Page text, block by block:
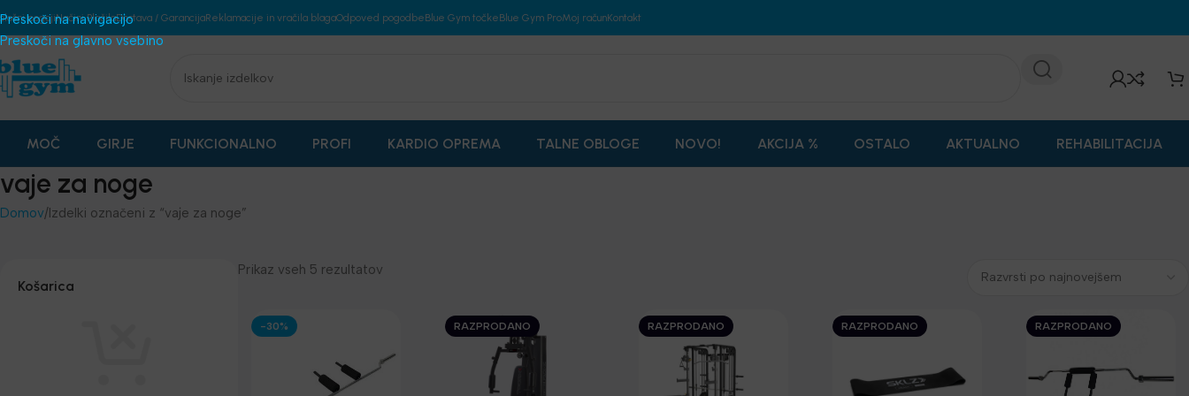
Preskoči na navigacijo
Preskoči na glavno vsebino
pogojiNačini PlačilaDostava / GarancijaReklamacije in vračila blagaOdpoved pogodbeBlue Gym točkeBlue Gym ProMoj računKontakt
MOČ GIRJE FUNKCIONALNO PROFI KARDIO OPREMA TALNE OBLOGE NOVO! AKCIJA % OSTALO AKTUALNO REHABILITACIJA
vaje za noge
Domov Izdelki označeni z “vaje za noge”
Košarica
Prikaz vseh 5 rezultatov
-30% RAZPRODANO RAZPRODANO RAZPRODANO RAZPRODANO